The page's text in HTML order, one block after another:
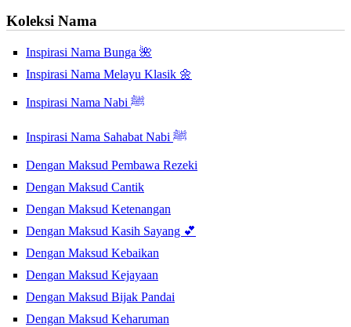
Koleksi Nama
Inspirasi Nama Bunga 🌺
Inspirasi Nama Melayu Klasik 🌼
Inspirasi Nama Nabi ﷺ
Inspirasi Nama Sahabat Nabi ﷺ
Dengan Maksud Pembawa Rezeki
Dengan Maksud Cantik
Dengan Maksud Ketenangan
Dengan Maksud Kasih Sayang 💕
Dengan Maksud Kebaikan
Dengan Maksud Kejayaan
Dengan Maksud Bijak Pandai
Dengan Maksud Keharuman